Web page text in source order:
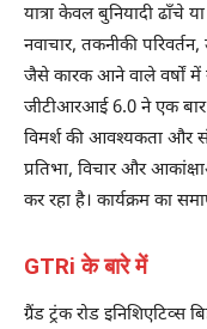
यात्रा केवल बुनियादी ढाँचे
नवाचार, तकनीकी
जैसे कारक आने वाले वर्षों में
जीटीआरआई 6.0 ने एक बार
विमर्श की आवश्यकता और
प्रतिभा, विचार और
कर रहा है। कार्यक्रम का
GTRi के बारे में
ग्रैंड ट्रंक रोड इनिशिएटिव्स